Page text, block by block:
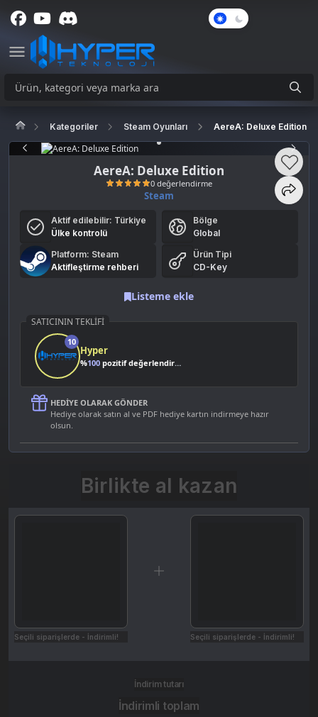
Kategoriler Steam Oyunları AereA: Deluxe Edition
AereA: Deluxe Edition
0 değerlendirme
Steam
Aktif edilebilir: Türkiye
Ülke kontrolü
Bölge
Global
Platform: Steam
Aktifleştirme rehberi
Ürün Tipi
CD-Key
Listeme ekle
SATICININ TEKLIFI
10
Hyper
%100 pozitif değerlendirme
HEDIYE OLARAK GÖNDER
Hediye olarak satın al ve PDF hediye kartın indirmeye hazır
olsun.
Birlikte al kazan
Seçili siparişlerde - İndirimli! Seçili siparişlerde - İndirimli!
İndirim tutarı
İndirimli toplam